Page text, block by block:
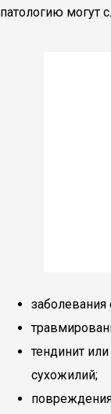
патологию могут
заболевания
тендинит
сухожилий;